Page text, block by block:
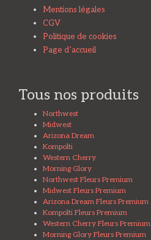
Mentions légales
CGV
Politique de cookies
Page d’accueil
Tous nos produits
Northwest
Midwest
Arizona Dream
Kompolti
Western Cherry
Morning Glory
Northwest Fleurs Premium
Midwest Fleurs Premium
Arizona Dream Fleurs Premium
Kompolti Fleurs Premium
Western Cherry Fleurs Premium
Morning Glory Fleurs Premium